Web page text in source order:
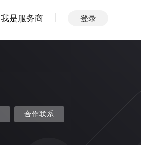
我是服务商 登录
合作联系